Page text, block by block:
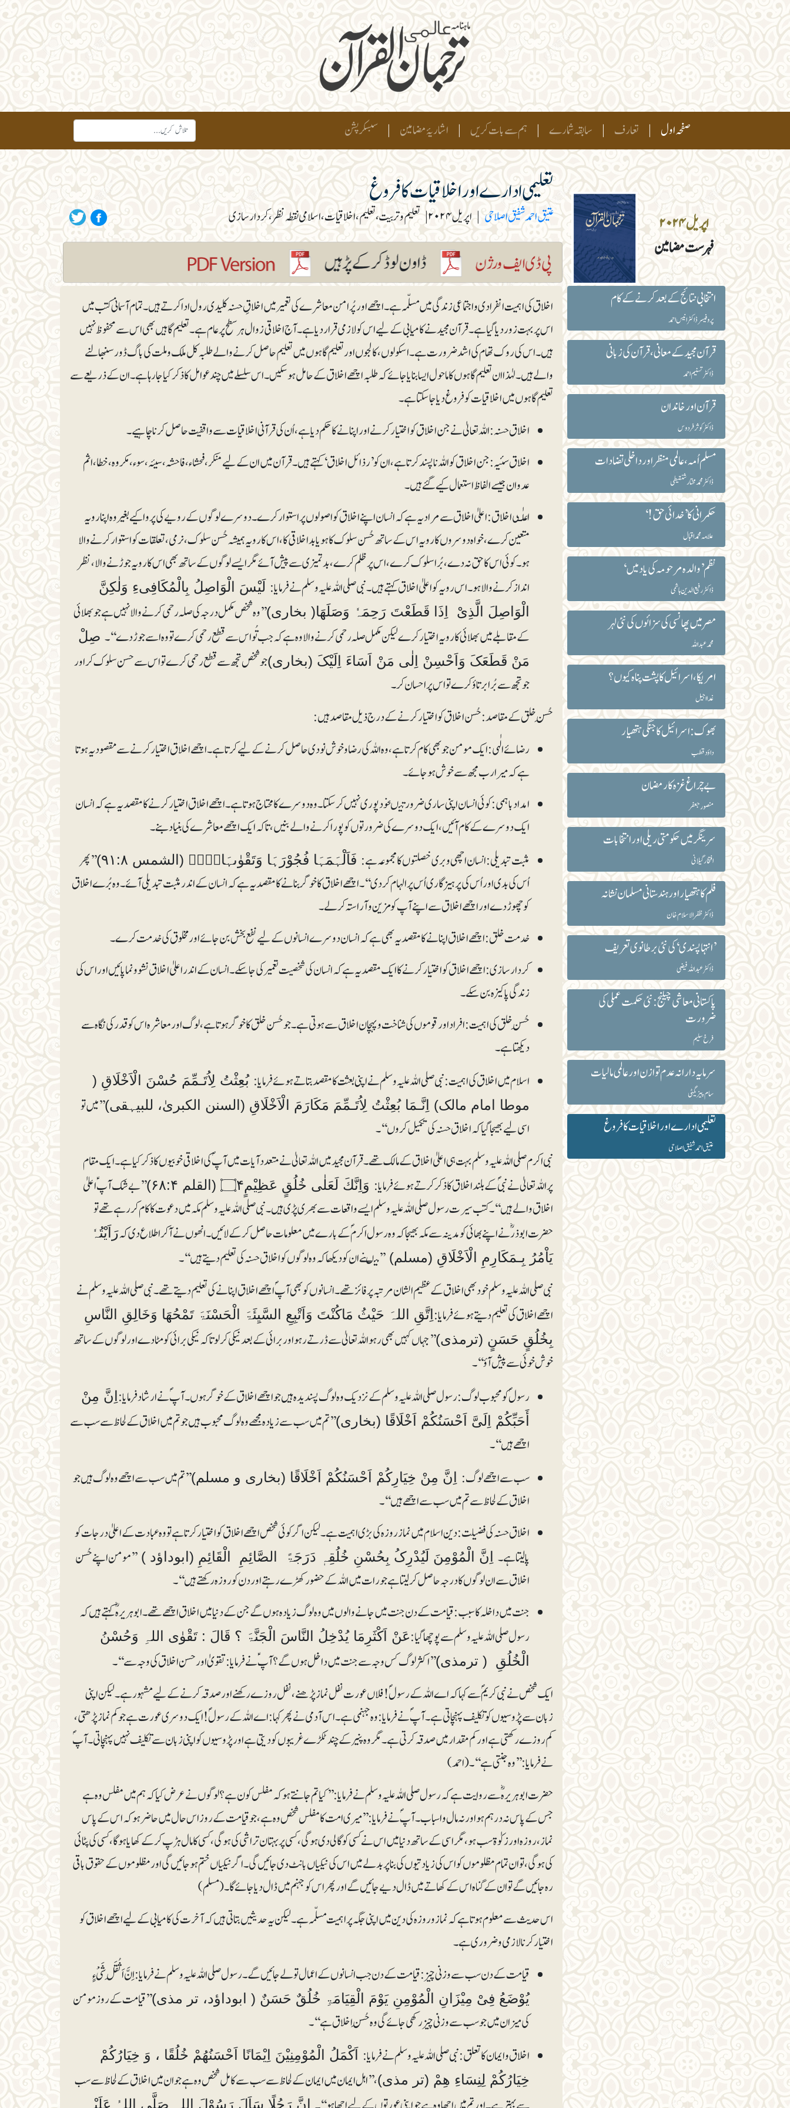
صفحہ اول | تعارف | سابقہ شمارے | ہم سے بات کریں | اشاریۂ مضامین | سبسکرپشن
اپریل ۲۰۲۴
فہرست مضامین
تعلیمی ادارے اور اخلاقیات کا فروغ
عتیق احمد شفیق اصلاحی | اپریل ۲۰۲۴ | تعلیم و تربیت، تعلیم، اخلاقیات، اسلامی نقطہ نظر، کردار سازی
انتخابی نتائج کے بعدکرنے کے کام
پروفیسر ڈاکٹر انیس احمد
قرآن مجید کے معانی،قرآن کی زبانی
ڈاکٹر تسنیم احمد
قرآن اور خاندان
ڈاکٹر کوثر فردوس
مسلم اُمہ ، عالمی منظر اور داخلی تضادات
ڈاکٹر محمد مختار شنقیطی
حکمرانی کا ’خدائی حق!‘
علّامہ محمداقبال
نظم’والدہ مرحومہ کی یاد میں‘
ڈاکٹر رفیع الدین ہاشمی
مصر میں پھانسی کی سزائوں کی نئی لہر
محمد عبداللہ
امریکا، اسرائیل کا پشت پناہ کیوں؟
غدا اجیل
بھوک: اسرائیل کا جنگی ہتھیار
داؤد قطب
بے چراغ غزہ کا رمضان
منصور جعفر‎
سرینگر میں حکومتی ریلی اور انتخابات
افتخار گیلانی
فلم کا ہتھیار اور ہندستانی مسلمان نشانہ
ڈاکٹر ظفرالاسلام خان
’انتہا پسندی‘ کی نئی برطانوی تعریف
ڈاکٹر عبداللہ فیضی
پاکستانی معاشی چیلنج: نئی حکمت عملی کی
ضرورت
فرخ سلیم
سرمایہ دارانہ عدم توازن اور عالمی مالیات
سام پیزیگٹی
تعلیمی ادارے اور اخلاقیات کا فروغ
عتیق احمد شفیق اصلاحی
اخلاق کی اہمیت انفرادی و اجتماعی زندگی میں مسلّمہ ہے۔ اچھے اور پُرامن معاشرے کی تعمیر میں اخلاقِ حسنہ کلیدی رول ادا کرتے ہیں ۔تمام آسمانی کتب میں
اس پر بہت زور دیا گیا ہے۔ قرآن مجید نے کامیابی کے لیے اس کو لازمی قرار دیا ہے ۔ آ ج اخلاقی زوال ہر سطح پر عام ہے۔ تعلیم گاہیں بھی اس سے محفوظ نہیں
ہیں۔ اس کی روک تھام کی اشدضرورت ہے۔ اسکولوں، کالجوں اور تعلیم گاہوں میں تعلیم حاصل کرنے والے طلبہ کل ملک و ملت کی باگ ڈور سنبھالنے
والے ہیں۔ لہٰذا ان تعلیم گاہوں کا ماحول ایسا بنایا جائے کہ طلبہ اچھے اخلاق کے حامل ہو سکیں ۔ اس سلسلے میں چند عوامل کا ذکر کیا جا رہا ہے ۔ ان کے ذریعے سے
تعلیم گاہوں میں اخلاقیات کو فروغ دیا جا سکتا ہے۔
اخلاق حسنہ : اللہ تعالیٰ نے جن اخلاق کو اختیارکرنے اوراپنانے کا حکم دیا ہے، اُن کی قرآنی اخلاقیات سے واقفیت حاصل کرنا چاہیے۔
اخلاق سئیہ :جن اخلاق کو اللہ ناپسند کرتا ہے، ان کو ’رذائل اخلاق‘ کہتے ہیں۔ قرآن میں ان کے لیے منکر، فحشاء، فاحشہ، سیئہ، سوء، مکروہ ، خطا، اثم
عدوان جیسے الفاظ استعمال کیے گئے ہیں۔
اعلٰـی اخلاق : اعلیٰ اخلاق سے مراد یہ ہے کہ انسان اپنے اخلاق کواصولوں پر استوار کرے ۔ دوسرے لوگوں کے رویے کی پروا کیے بغیر وہ اپنا رویہ
متعین کرے، خواہ دوسروں کا رویہ اس کے ساتھ حُسن سلوک کاہو یا بد اخلاقی کا، اس کا رویہ ہمیشہ حُسن سلوک ، نرمی، تعلقات کو استوار کرنے والا
ہو۔ کوئی اس کا حق نہ دے، بُرا سلوک کرے، اس پر ظلم کرے ، بدتمیزی سے پیش آئے مگر ایسے لوگوں کے ساتھ بھی اس کا رویہ جوڑنے والا، نظر
انداز کرنے والاہو ۔ اس رویہ کو اعلیٰ اخلاق کہتے ہیں۔ نبی صلی اللہ علیہ وسلم نے فرمایا: لَیْسَ الْوَاصِلُ بِالْمُکَافِیءِ وَلٰکِنَّ
الْوَاصِلَ الَّذِیْ اِذَا قَطَعْتَ رَحِمَہٗ وَصَلَھَا( بخاری)’’وہ شخص مکمل درجہ کی صلہ رحمی کرنے والا نہیں ہے جو بھلائی
کے مقابلے میں بھلائی کا رویہ اختیار کرے لیکن مکمل صلہ رحمی کرنے والا وہ ہے کہ جب تُو اس سے قطع رحمی کرے تو وہ اسے جوڑدے‘‘۔ صِلْ
مَنْ قَطَعَکَ وَاَحْسِنْ اِلٰی مَنْ اَسَاءَ اِلَیْکَ (بخاری)جو شخص تجھ سے قطع رحمی کرے تو اس سے حسن سلوک کر اور
جو تجھ سے بُرا برتاؤ کرے تو اس پر احسان کر ۔
حُسنِ خلق کے مقاصد: حُسن اخلاق کو اختیار کرنے کے درج ذیل مقاصد ہیں:
رضائے الٰہی:ایک مومن جو بھی کام کرتا ہے، وہ اللہ کی رضا و خو ش نودی حا صل کرنے کے لیے کرتا ہے۔ اچھے اخلاق اختیا ر کر نے سے مقصو د یہ ہوتا
ہے کہ میرا رب مجھ سے خوش ہو جائے۔
امدادباہمی: کوئی انسان اپنی ساری ضرورتیںخود پوری نہیں کر سکتا۔ وہ دوسرے کا محتاج ہوتا ہے۔اچھے اخلاق اختیار کرنے کا مقصد یہ ہے کہ انسان
ایک دوسرے کے کام آئیں، ایک دوسرے کی ضرورتوں کو پورا کرنے والے بنیں،تاکہ ایک اچھے معاشرے کی بنیاد بنے۔
مثبت تبدیلی:انسان اچھی وبری خصلتوں کا مجموعہ ہے: فَاَلْہَمَہَا فُجُوْرَہَا وَتَقْوٰىہَا۝۸۠ۙ (الشمس ۹۱:۸)
’’پھر
اُس کی بدی اور اُس کی پرہیزگاری اُس پر الہام کردی‘‘۔ اچھے اخلاق کا خو گر بنانے کا مقصد یہ ہے کہ انسان کے اندر مثبت تبدیلی آئے۔ وہ بُرے اخلاق
کو چھوڑ دے اور اچھے اخلاق سے اپنے آپ کو مزین و آراستہ کر لے۔
خدمت خلق:اچھے اخلاق اپنانے کا مقصد یہ بھی ہے کہ انسان دوسرے انسانوں کے لیے نفع بخش بن جائے اور مخلوق کی خدمت کرے۔
کردار سازی: اچھے اخلاق کو اختیارکرنے کا ایک مقصد یہ ہے کہ انسان کی شخصیت تعمیر کی جا سکے۔ انسان کے اندر اعلیٰ اخلاق نشوو نما پائیں اور اس کی
زندگی پاکیزہ بن سکے۔
حُسنِ خلق کی اہمیت: افراد اور قوموں کی شناخت و پہچان اخلاق سے ہوتی ہے۔ جو حُسن خلق کا خوگر ہوتا ہے، لوگ اور معاشرہ اس کو قدر کی نگا ہ سے
دیکھتا ہے۔
اسلام میں اخلاق کی اہمیت: نبی صلی اللہ علیہ وسلم نے اپنی بعثت کا مقصد بتاتے ہوئے فر مایا: بُعِثْتُ لِاُتَـمِّمَ حُسْنَ الْاَخْلَاقِ (
موطا امام مالک) اِنَّـمَا بُعِثْتُ لِاُتَـمِّمَ مَکَارَمَ الْاَخْلَاقِ (السنن الکبریٰ، للبیہقی)’’میں تو
اسی لیے بھیجا گیا کہ اخلاق حسنہ کی تکمیل کروں‘‘۔
نبی اکرم صلی اللہ علیہ وسلم بہت ہی اعلیٰ اخلاق کے مالک تھے ۔قرآن مجید میں اللہ تعالیٰ نے متعدد آیات میں آپؐ کی اخلاقی خوبیوں کا ذکر کیا ہے۔ایک مقام
پراللہ تعالیٰ نے نبیؐ کے بلند اخلاق کاذکر کرتے ہوئے فر مایا : وَاِنَّكَ لَعَلٰى خُلُقٍ عَظِيْمٍ۝۴ (القلم ۶۸:۴)
’’بے شک آپ ؑ اعلیٰ
اخلاق والے ہیں‘‘۔کتب سیرت رسول صلی اللہ علیہ وسلم ایسے واقعات سے بھری پڑی ہیں۔ نبی صلی اللہ علیہ وسلم مکہ میں دعوت کا کام کر رہے تھے تو
حضرت ابوذر ؓ نے اپنے بھائی کو مدینہ سے مکہ بھیجا کہ وہ رسول اکرمؐ کے بارے میں معلومات حاصل کر کے لائیں ۔انھوں نے آکر اطلا ع دی کہرَاَیْتُہٗ
یَاْمُرُ بِـمَکَارِمِ الْاَخْلَاقِ (مسلم)’’میںنے ان کو دیکھاکہ وہ لوگوں کواخلاق حسنہ کی تعلیم دیتے ہیں‘‘۔
نبی صلی اللہ علیہ وسلم خود بھی اخلاق کے عظیم الشان مرتبہ پر فائز تھے ۔ انسانوں کوبھی آپؐ اچھے اخلاق اپنانے کی تعلیم دیتے تھے۔ نبی صلی اللہ علیہ وسلم نے
اچھے اخلاق کی تعلیم دیتے ہوئے فرمایا:اِتَّقِ اللہَ حَیْثُ مَاکُنْتَ وَاَتْبِعِ السَّیِئَۃَ الْحَسْنَۃَ تَمْحُھَا وَخَالِقِ النَّاسِ
بِخُلُقٍ حَسَنٍ (ترمذی)’’جہاں کہیں بھی رہواللہ تعالیٰ سے ڈرتے رہواور برائی کے بعد نیکی کرلو تاکہ نیکی برائی کو مٹا دے اور لوگو ں کے ساتھ
خوش خوئی سے پیش آؤ‘‘۔
رسولؐ کو محبو ب لوگ:رسول صلی اللہ علیہ وسلم کے نزدیک وہ لوگ پسندیدہ ہیں جو اچھے اخلاق کے خو گر ہوں۔ آپؐ نے ارشاد فرمایا:اِنَّ مِنْ
أَحَبِّکُمْ اِلَیَّ اَحْسَنُکُمْ اَخْلَاقًا (بخاری)’’تم میں سب سے زیادہ مجھے وہ لوگ محبوب ہیں جو تم میں اخلاق کے لحاظ سے سب سے
اچھے ہیں‘‘۔
سب سے اچھے لوگ: اِنَّ مِنْ خِیَارِکُمْ اَحْسَنُکُمْ اَخْلَاقًا (بخاری و مسلم)’’تم میں سب سے اچھے وہ لوگ ہیں جو
اخلاق کے لحاظ سے تم میں سب سے اچھے ہیں‘‘۔
اخلاق حسنہ کی فضیلت :دین اسلام میں نماز روزہ کی بڑی اہمیت ہے۔ لیکن اگر کوئی شخص اچھے اخلاق کو اختیار کرتا ہے تو وہ عبادت کے اعلیٰ درجات کو
پالیتا ہے ۔ اِنَّ الْمُوْمِنَ لَیُدْرِکُ بِحُسْنِ خُلُقِہٖ دَرَجَۃً الصَّائِمِ الْقَائِمِ (ابوداؤد )’’مومن اپنے حُسن
اخلاق سے ان لوگوں کا درجہ حا صل کر لیتا ہے جو رات میں اللہ کے حضور کھڑے رہتے اور دن کو روزہ رکھتے ہیں‘‘۔
جنت میں داخلہ کاسبب :قیامت کے دن جنت میں جانے والوں میں وہ لوگ زیادہ ہوں گے جن کے دنیا میں اخلاق اچھے تھے ۔ابوہریر ہ ؓ کہتے ہیں کہ
رسول صلی اللہ علیہ وسلم سے پوچھا گیا:عَنْ اَکْثَرِمَا یُدْخِلُ النَّاسَ الْجَنَّۃَ ؟ قَالَ : تَقْوٰی اللہِ وَحُسْنُ
الْخُلُقِ ( ترمذی)’’اکثر لوگ کس وجہ سے جنت میں داخل ہوں گے؟ آپ ؑنے فرمایا: تقویٰ اور حسن اخلاق کی وجہ سے‘‘۔
ایک شخص نے نبی کریم ؐ سے کہا کہ اے اللہ کے رسول ؐ !فلاں عورت نفل نماز پڑھنے ، نفل روزے رکھنے اور صدقہ کرنے کے لیے مشہور ہے۔ لیکن اپنی
زبان سے پڑوسیوں کو تکلیف پہنچاتی ہے ۔ آپ ؐ نے فرمایا : وہ جہنمی ہے ۔ اس آدمی نے پھر کہا : اے اللہ کے رسول ؐ !ایک دوسری عورت ہے جو کم نماز پڑھتی،
کم روزے رکھتی ہے اور کم مقدار میں صدقہ کرتی ہے۔ مگر وہ پنیر کے چند ٹکڑے غریبوں کو دیتی ہے اور پڑوسیوں کو اپنی زبان سے تکلیف نہیں پہنچاتی ۔ آپ ؐ
نے فرمایا:’’وہ جنتی ہے‘‘۔(احمد)
حضرت ابوہریرہؓ سے روایت ہے کہ رسول صلی اللہ علیہ وسلم نے فرمایا : ’’ کیا تم جانتے ہوکہ مفلس کون ہے ؟ لو گوں نے عرض کیا کہ ہم میں مفلس وہ ہے
جس کے پاس نہ درہم ہو اور نہ مال و اسباب۔ آپؐ نے فر مایا :’’ میری امت کا مفلس شخص وہ ہے، جو قیامت کے روز اس حال میں حاضر ہو کہ اس کے پاس
نماز، روزہ اور زکوٰۃ سب ہو، مگر اسی کے ساتھ دنیا میں اس نے کسی کو گالی دی ہو گی ، کسی پر بہتان تراشی کی ہو گی ، کسی کا مال ہڑپ کرکے کھایا ہوگا،کسی کی پٹائی
کی ہوگی،تو ان تمام مظلوموں کو اس کی زیادتیوں کی بنا پر بدلے میں اس کی نیکیاں بانٹ دی جائیں گی۔ اگر نیکیاں ختم ہوجائیں گی اور مظلوموں کے حقوق باقی
رہ جائیں گے تو ان کے گناہ اس کے کھاتے میں ڈال دیے جائیں گے اور پھر اس کو جہنم میں ڈال دیا جائے گا۔(مسلم)
اس حدیث سے معلوم ہو تا ہے کہ نماز وروزہ کی دین میں اپنی جگہ پر اہمیت مسلّمہ ہے۔ لیکن یہ حدیثیں بتاتی ہیں کہ آخرت کی کامیابی کے لیے اچھے اخلاق کو
اختیار کرنا لازمی و ضروری ہے۔
قیامت کے دن سب سے وزنی چیز: قیامت کے دن جب انسانوں کے اعمال تولے جائیں گے۔ رسول صلی اللہ علیہ وسلم نے فر مایا: اِنَّ اَثُقَلَ شَیْءٍ
یُوْضَعُ فِیْ مِیْزَانِ الْمُوْمِنِ یَوْمَ الْقِیَامَۃِ خُلُقٌ حَسَنٌ ( ابوداؤد، تر مذی)’’قیامت کے روز مومن
کی میزان میں جو سب سے وزنی چیز رکھی جائے گی وہ حُسنِ اخلاق ہے‘‘۔
اخلاق و ایمان کا تعلق :نبی صلی اللہ علیہ وسلم نے فر مایا: اَکْمَلُ الْمُوْمِنِیْنَ اِیْمَانًا اَحْسَنُھُمْ خُلُقًا ، وَ خِیَارُکُمْ
خِیَارُکُمْ لِنِسَاءِ ھِمْ (تر مذی)، ’’اہل ایمان میں ایمان کے لحاظ سے سب سے کامل شخص وہ ہے جوان میں اخلاق کے لحاظ سے سب
اِنَّ رَجُلًا سَاَلَ رَسُوْلَ اللہِ صَلَّی اللہُ عَلَیْہِ